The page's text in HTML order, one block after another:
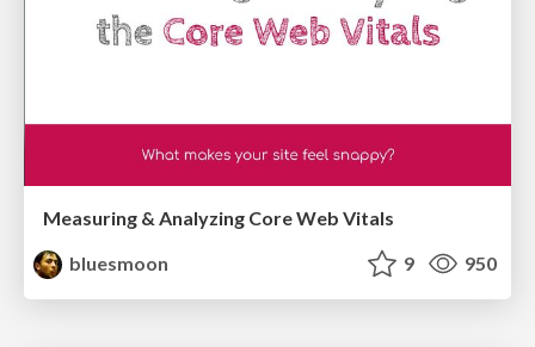
Measuring & Analyzing Core Web Vitals
bluesmoon
9 950